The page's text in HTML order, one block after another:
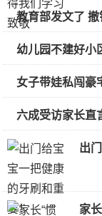
教育部发文了 撤
幼儿园不建好小
女子带娃私闯豪
六成受访家长直
出
家